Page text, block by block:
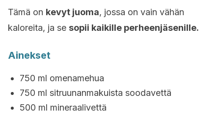
Tämä on kevyt juoma, jossa on vain vähän
kaloreita, ja se sopii kaikille perheenjäsenille.
Ainekset
750 ml omenamehua
750 ml sitruunanmakuista soodavettä
500 ml mineraalivettä